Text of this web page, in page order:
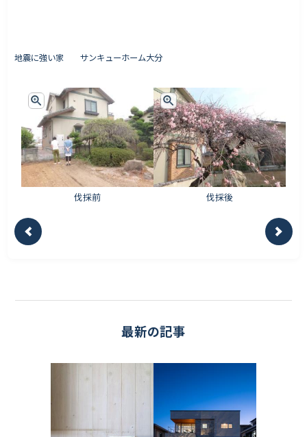
代表挨拶
会社概要
Staff ブログ&News
地震に強い家 サンキューホーム大分
伐採前 伐採後
最新の記事